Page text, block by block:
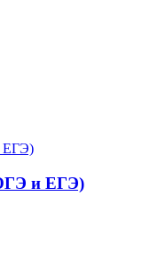
и ЕГЭ)